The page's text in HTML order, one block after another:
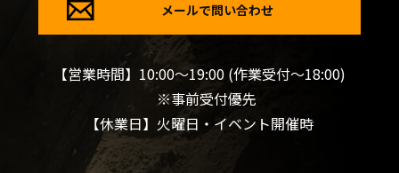
メールで問い合わせ
【営業時間】10:00～19:00 (作業受付～18:00)
※事前受付優先
【休業日】火曜日・イベント開催時